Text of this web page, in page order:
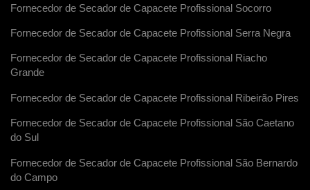
Fornecedor de Secador de Capacete Profissional Socorro
Fornecedor de Secador de Capacete Profissional Serra Negra
Fornecedor de Secador de Capacete Profissional Riacho
Grande
Fornecedor de Secador de Capacete Profissional Ribeirão Pires
Fornecedor de Secador de Capacete Profissional São Caetano
do Sul
Fornecedor de Secador de Capacete Profissional São Bernardo
do Campo